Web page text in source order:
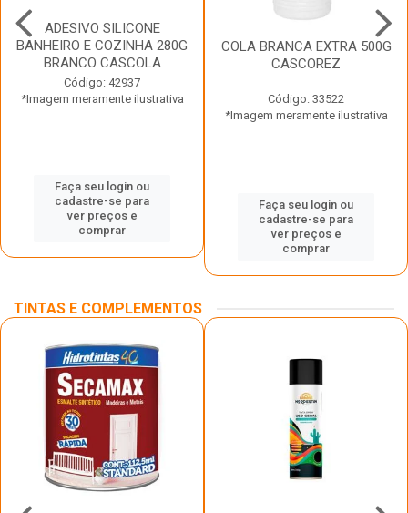
ADESIVO SILICONE
BANHEIRO E COZINHA 280G
BRANCO CASCOLA
Código: 42937
*Imagem meramente ilustrativa
Faça seu login ou
cadastre-se para
ver preços e
comprar
COLA BRANCA EXTRA 500G
CASCOREZ
Código: 33522
*Imagem meramente ilustrativa
Faça seu login ou
cadastre-se para
ver preços e
comprar
TINTAS E COMPLEMENTOS